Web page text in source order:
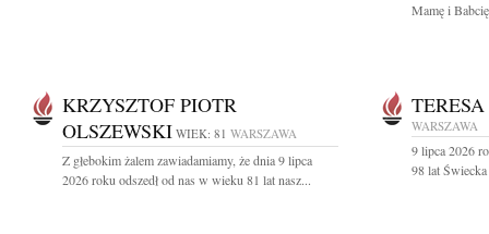
Mamę i
KRZYSZTOF PIOTR
OLSZEWSKI WIEK: 81 WARSZAWA
Z głebokim żalem zawiadamiamy, że dnia 9 lipca
2026 roku odszedł od nas w wieku 81 lat nasz...
WARSZAWA
9 lipca 2026
98 lat